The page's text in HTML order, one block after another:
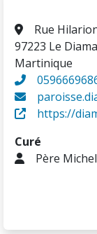
Rue
97223 Le
Martinique
https://
Curé
Père